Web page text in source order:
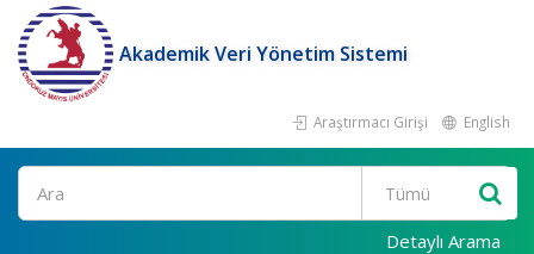
Akademik Veri Yönetim Sistemi
Araştırmacı Girişi English
Ara
Detaylı Arama